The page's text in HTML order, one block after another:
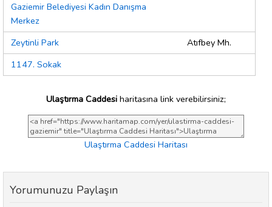
Gaziemir Belediyesi Kadın Danışma
Merkez
Zeytinli Park
Atıfbey Mh.
1147. Sokak
Ulaştırma Caddesi haritasına link verebilirsiniz;
Ulaştırma Caddesi Haritası
Yorumunuzu Paylaşın